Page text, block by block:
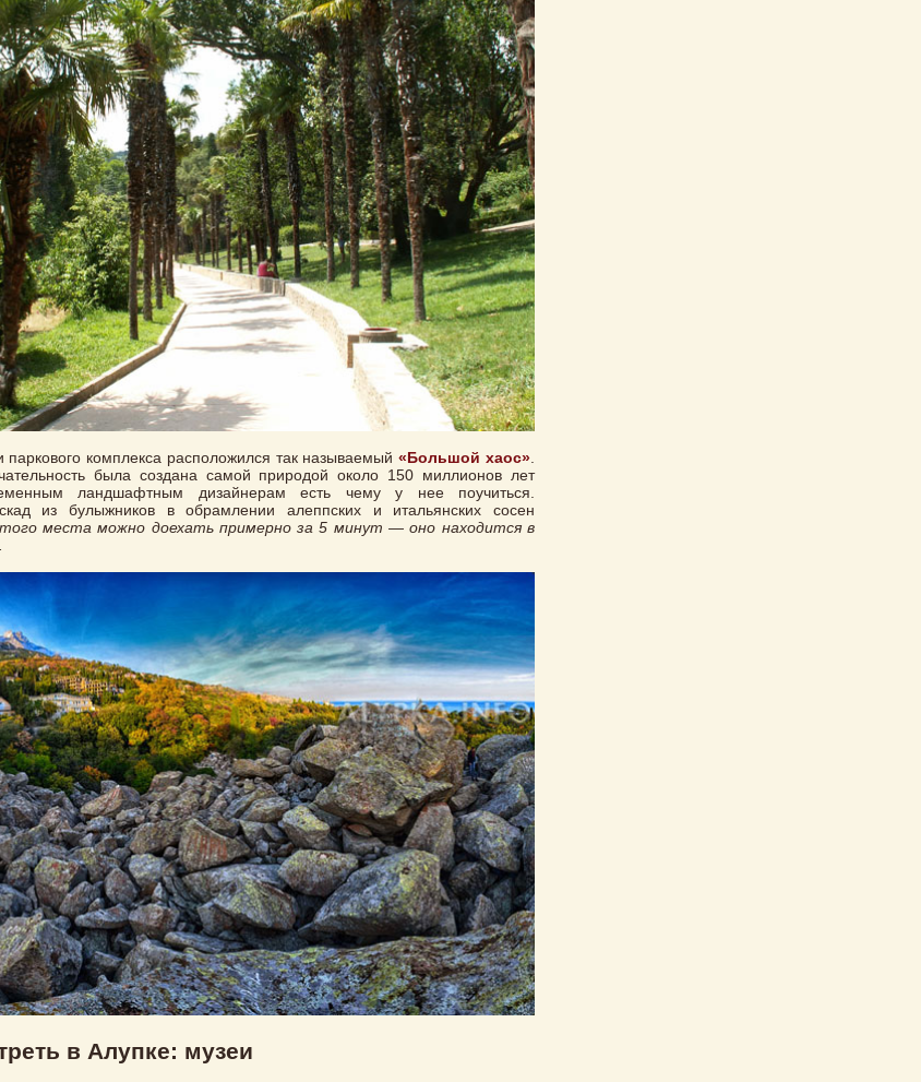
паркового комплекса расположился так называемый«Большой хаос».
была создана самой природой около 150 миллионов лет
ландшафтным дизайнерам есть чему у нее поучиться.
из булыжников в обрамлении алеппских и итальянских сосен
места можно доехать примерно за 5 минут — оно находится в
в Алупке: музеи